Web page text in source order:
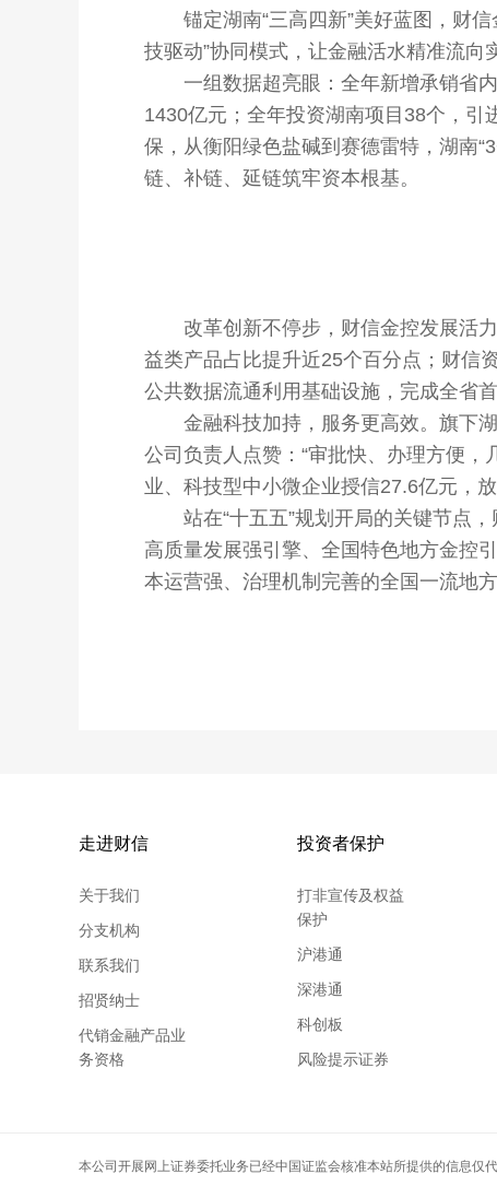
锚定湖南“三高四新”美好蓝图，财信
技驱动”协同模式，让金融活水精准流向
一组数据超亮眼：全年新增承销省内
1430亿元；全年投资湖南项目38个，
保，从衡阳绿色盐碱到赛德雷特，湖南
链、补链、延链筑牢资本根基。
改革创新不停步，财信金控发展活力
益类产品占比提升近25个百分点；财信
公共数据流通利用基础设施，完成全省
金融科技加持，服务更高效。旗下湖
公司负责人点赞：“审批快、办理方便
业、科技型中小微企业授信27.6亿元，放
站在“十五五”规划开局的关键节点，
高质量发展强引擎、全国特色地方金控
本运营强、治理机制完善的全国一流地
走进财信
关于我们
分支机构
联系我们
招贤纳士
代销金融产品业
务资格
投资者保护
打非宣传及权益
保护
沪港通
深港通
科创板
风险提示证券
上海
本公司开展网上证券委托业务已经中国证监会核准本站所提供的信息仅